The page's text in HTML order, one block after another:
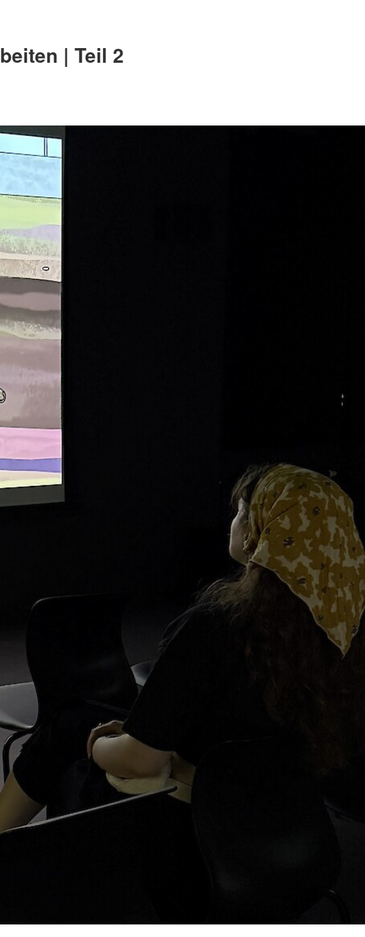
| Teil 2